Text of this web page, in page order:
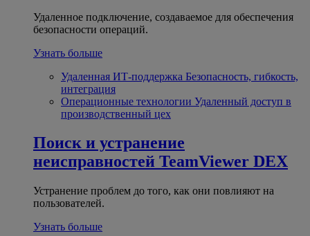
Удаленное подключение, создаваемое для обеспечения
безопасности операций.
Узнать больше
Удаленная ИТ-поддержка Безопасность, гибкость,
интеграция
Операционные технологии Удаленный доступ в
производственный цех
Поиск и устранение
неисправностей TeamViewer DEX
Устранение проблем до того, как они повлияют на
пользователей.
Узнать больше